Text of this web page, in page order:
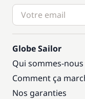
Globe Sailor
Qui sommes-nous
Comment ça
Nos garanties